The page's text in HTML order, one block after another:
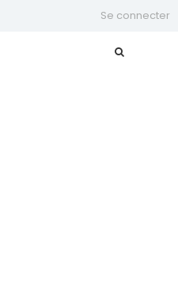
Se connecter